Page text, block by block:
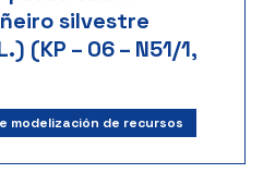
silvestre
(KP – 06 – N51/1,
César Pérez Cruzado
de Bulgaria
modelización de recursos